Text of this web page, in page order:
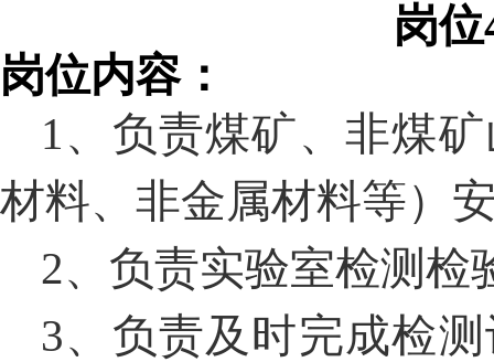
岗位
岗位内容：
1、负责煤矿、非煤
材料、非金属材料等）
2、 负责实验室检测检
3、负责及时完成检